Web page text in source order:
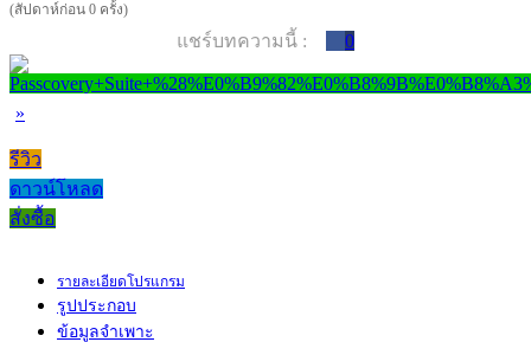
(สัปดาห์ก่อน 0 ครั้ง)
แชร์บทความนี้ : 0
»
รีวิว
ดาวน์โหลด
สั่งซื้อ
รายละเอียดโปรแกรม
รูปประกอบ
ข้อมูลจำเพาะ